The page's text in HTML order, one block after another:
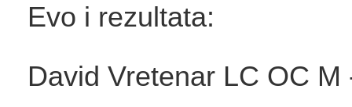
Evo i rezultata:
David Vretenar LC OC M